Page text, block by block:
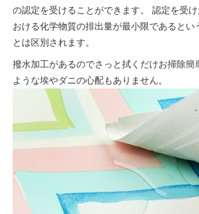
の認定を受けることができます。 認定を受
おける化学物質の排出量が最小限であるとい
とは区別されます。
撥水加工があるのでさっと拭くだけお掃除簡
ような埃やダニの心配もありません。